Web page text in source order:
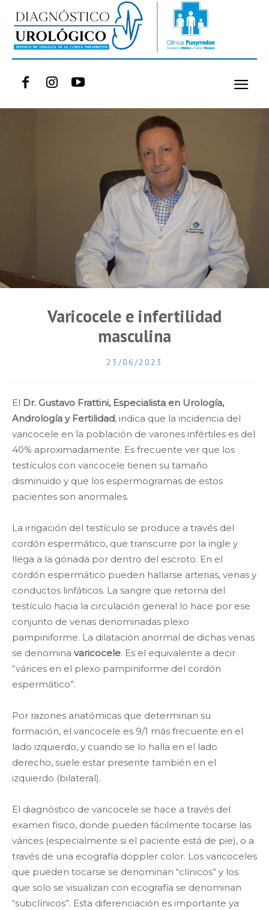
Varicocele e infertilidad
masculina
23/06/2023
El Dr. Gustavo Frattini, Especialista en Urología,
Andrología y Fertilidad, indica que la incidencia del
varicocele en la población de varones infértiles es del
40% aproximadamente. Es frecuente ver que los
testículos con varicocele tienen su tamaño
disminuido y que los espermogramas de estos
pacientes son anormales.
La irrigación del testículo se produce a través del
cordón espermático, que transcurre por la ingle y
llega a la gónada por dentro del escroto. En el
cordón espermático pueden hallarse arterias, venas y
conductos linfáticos. La sangre que retorna del
testículo hacia la circulación general lo hace por ese
conjunto de venas denominadas plexo
pampiniforme. La dilatación anormal de dichas venas
se denomina varicocele. Es el equivalente a decir
“várices en el plexo pampiniforme del cordón
espermático”.
Por razones anatómicas que determinan su
formación, el varicocele es 9/1 más frecuente en el
lado izquierdo, y cuando se lo halla en el lado
derecho, suele estar presente también en el
izquierdo (bilateral).
El diagnóstico de varicocele se hace a través del
examen físico, donde pueden fácilmente tocarse las
várices (especialmente si el paciente está de pie), o a
través de una ecografía doppler color. Los varicoceles
que pueden tocarse se denominan “clínicos” y los
que solo se visualizan con ecografía se denominan
“subclínicos”. Esta diferenciación es importante ya